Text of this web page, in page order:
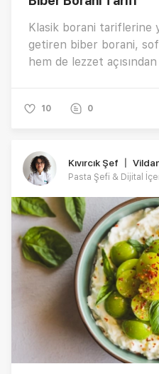
Klasik borani tariflerine
getiren biber borani,
hem de lezzet
sebzeler, süzme yoğurt
çeken bu tarif, özel
menülere kadar her
katıyor. Peki, biber
detaylarıyla tarifi…
10 0
Kıvırcık Şef 〡
Pasta Şefi & Dijital